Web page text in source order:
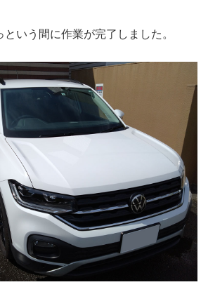
いう間に作業が完了しました。